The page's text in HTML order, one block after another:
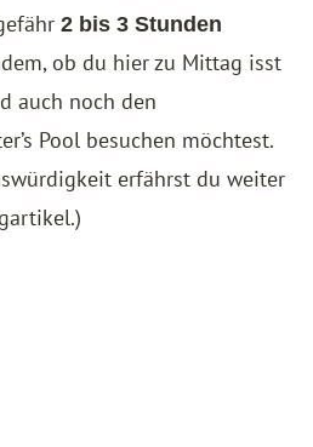
2 bis 3 Stunden
ob du hier zu Mittag isst
auch noch den
Pool besuchen möchtest.
erfährst du weiter